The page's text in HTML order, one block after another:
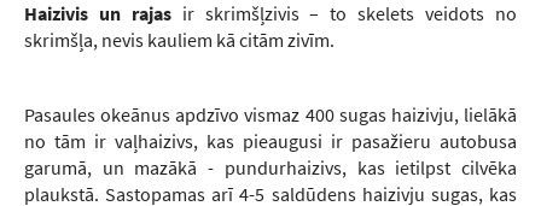
Haizivis un rajasir skrimšļzivis – to skelets veidots no
skrimšļa, nevis kauliem kā citām zivīm.
Pasaules okeānus apdzīvo vismaz 400 sugas haizivju, lielākā
no tām ir vaļhaizivs, kas pieaugusi ir pasažieru autobusa
garumā, un mazākā - pundurhaizivs, kas ietilpst cilvēka
plaukstā. Sastopamas arī 4-5 saldūdens haizivju sugas, kas